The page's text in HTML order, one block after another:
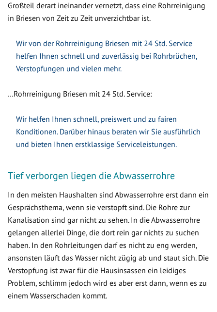
Großteil derart ineinander vernetzt, dass eine Rohrreinigung
in Briesen von Zeit zu Zeit unverzichtbar ist.
Wir von der Rohrreinigung Briesen mit 24 Std. Service
helfen Ihnen schnell und zuverlässig bei Rohrbrüchen,
Verstopfungen und vielen mehr.
…Rohrreinigung Briesen mit 24 Std. Service:
Wir helfen Ihnen schnell, preiswert und zu fairen
Konditionen. Darüber hinaus beraten wir Sie ausführlich
und bieten Ihnen erstklassige Serviceleistungen.
Tief verborgen liegen die Abwasserrohre
In den meisten Haushalten sind Abwasserrohre erst dann ein
Gesprächsthema, wenn sie verstopft sind. Die Rohre zur
Kanalisation sind gar nicht zu sehen. In die Abwasserrohre
gelangen allerlei Dinge, die dort rein gar nichts zu suchen
haben. In den Rohrleitungen darf es nicht zu eng werden,
ansonsten läuft das Wasser nicht zügig ab und staut sich. Die
Verstopfung ist zwar für die Hausinsassen ein leidiges
Problem, schlimm jedoch wird es aber erst dann, wenn es zu
einem Wasserschaden kommt.